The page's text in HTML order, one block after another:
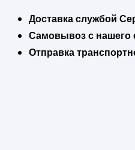
Доставка службой
Самовывоз с нашего
Отправка